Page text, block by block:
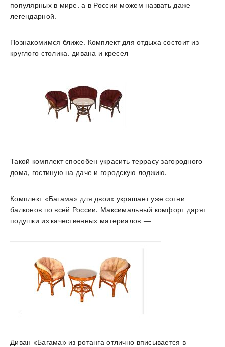
популярных в мире, а в России можем назвать даже
легендарной.
Познакомимся ближе. Комплект для отдыха состоит из
круглого столика, дивана и кресел —
Такой комплект способен украсить террасу загородного
дома, гостиную на даче и городскую лоджию.
Комплект «Багама» для двоих украшает уже сотни
балконов по всей России. Максимальный комфорт дарят
подушки из качественных материалов —
Диван «Багама» из ротанга отлично вписывается в